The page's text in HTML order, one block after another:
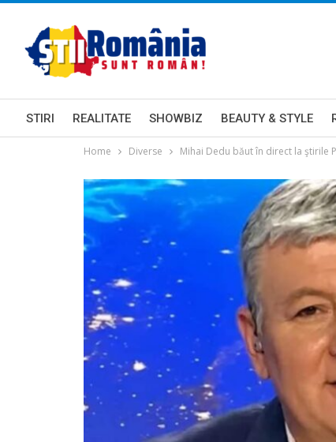
STIRI REALITATE SHOWBIZ BEAUTY & STYLE
Home Diverse Mihai Dedu băut în direct la ştirile